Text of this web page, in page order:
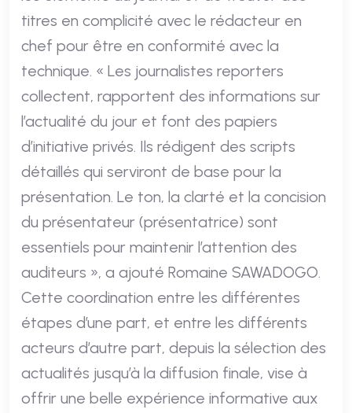
titres en complicité avec le rédacteur en
chef pour être en conformité avec la
technique. « Les journalistes reporters
collectent, rapportent des informations sur
l’actualité du jour et font des papiers
d’initiative privés. Ils rédigent des scripts
détaillés qui serviront de base pour la
présentation. Le ton, la clarté et la concision
du présentateur (présentatrice) sont
essentiels pour maintenir l’attention des
auditeurs », a ajouté Romaine SAWADOGO.
Cette coordination entre les différentes
étapes d’une part, et entre les différents
acteurs d’autre part, depuis la sélection des
actualités jusqu’à la diffusion finale, vise à
offrir une belle expérience informative aux